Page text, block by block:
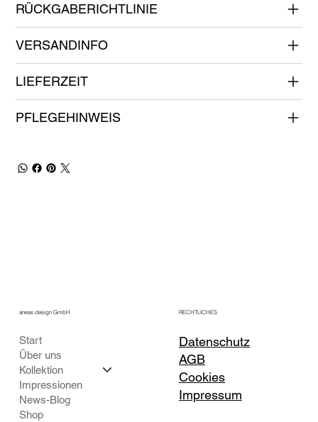
RÜCKGABERICHTLINIE
VERSANDINFO
LIEFERZEIT
PFLEGEHINWEIS
aneas design GmbH
Start
Über uns
Kollektion
Impressionen
News-Blog
Shop
RECHTLICHES
Datenschutz
Cookies
AGB
Impressum